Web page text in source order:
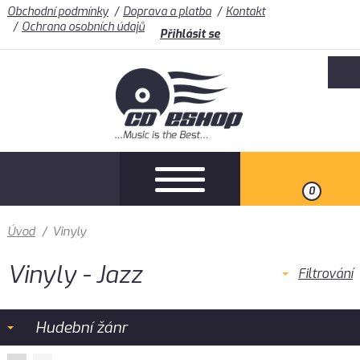
Obchodní podmínky Doprava a platba
Kontakt
Ochrana osobních údajů
Přihlásit se
0
Úvod / Vinyly
Vinyly - Jazz Filtrování
Hudební žánr